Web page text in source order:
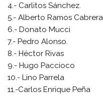
4.- Carlitos Sánchez.
5.- Alberto Ramos Cabrera
6.- Donato Mucci
7.- Pedro Alonso.
8.- Héctor Rivas
9.- Hugo Paccioco
10.- Lino Parrela
11.-Carlos Enrique Peña